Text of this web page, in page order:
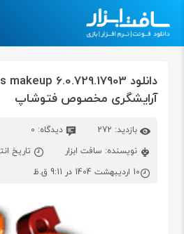
آرایشگری مخصوص فتوشاپ
بازدید: 272
دیدگاه: 0
نویسنده: سافت ابزار
تاریخ انتشار: ۶
10 اردیبهشت 1404 در 9:11 ق.ظ